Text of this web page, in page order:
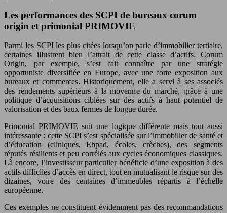
Les performances des SCPI de bureaux corum
origin et primonial PRIMOVIE
Parmi les SCPI les plus citées lorsqu’on parle d’immobilier tertiaire,
certaines illustrent bien l’attrait de cette classe d’actifs. Corum
Origin, par exemple, s’est fait connaître par une stratégie
opportuniste diversifiée en Europe, avec une forte exposition aux
bureaux et commerces. Historiquement, elle a servi à ses associés
des rendements supérieurs à la moyenne du marché, grâce à une
politique d’acquisitions ciblées sur des actifs à haut potentiel de
valorisation et des baux fermes de longue durée.
Primonial PRIMOVIE suit une logique différente mais tout aussi
intéressante : cette SCPI s’est spécialisée sur l’immobilier de santé et
d’éducation (cliniques, Ehpad, écoles, crèches), des segments
réputés résilients et peu corrélés aux cycles économiques classiques.
Là encore, l’investisseur particulier bénéficie d’une exposition à des
actifs difficiles d’accès en direct, tout en mutualisant le risque sur des
dizaines, voire des centaines d’immeubles répartis à l’échelle
européenne.
Ces exemples ne constituent évidemment pas des recommandations